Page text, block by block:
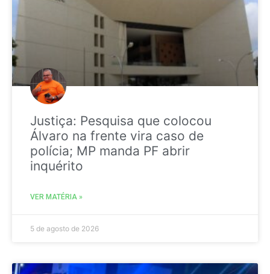
Justiça: Pesquisa que colocou
Álvaro na frente vira caso de
polícia; MP manda PF abrir
inquérito
VER MATÉRIA »
5 de agosto de 2026